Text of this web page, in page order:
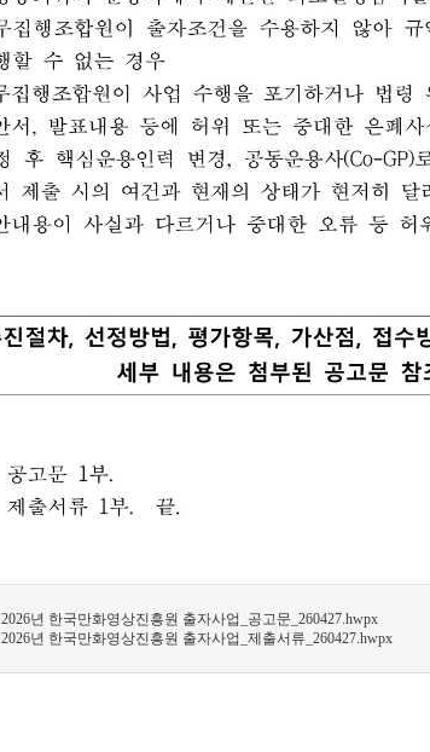
2026년 한국만화영상진흥원 출자사업_공고문_260427.hwpx
2026년 한국만화영상진흥원 출자사업_제출서류_260427.hwpx